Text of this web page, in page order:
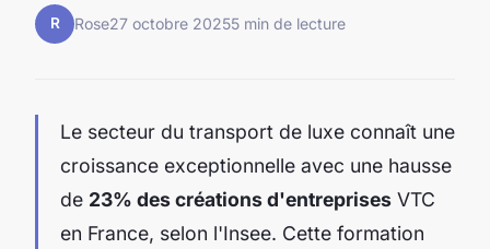
R Rose27 octobre 20255 min de lecture
Le secteur du transport de luxe connaît une
croissance exceptionnelle avec une hausse
de 23% des créations d'entreprises VTC
en France, selon l'Insee. Cette formation